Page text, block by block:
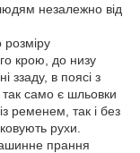
незалежно від
розміру
крою, до низу
ззаду, в поясі з
так само є шльовки
ременем, так і без
рухи.
прання